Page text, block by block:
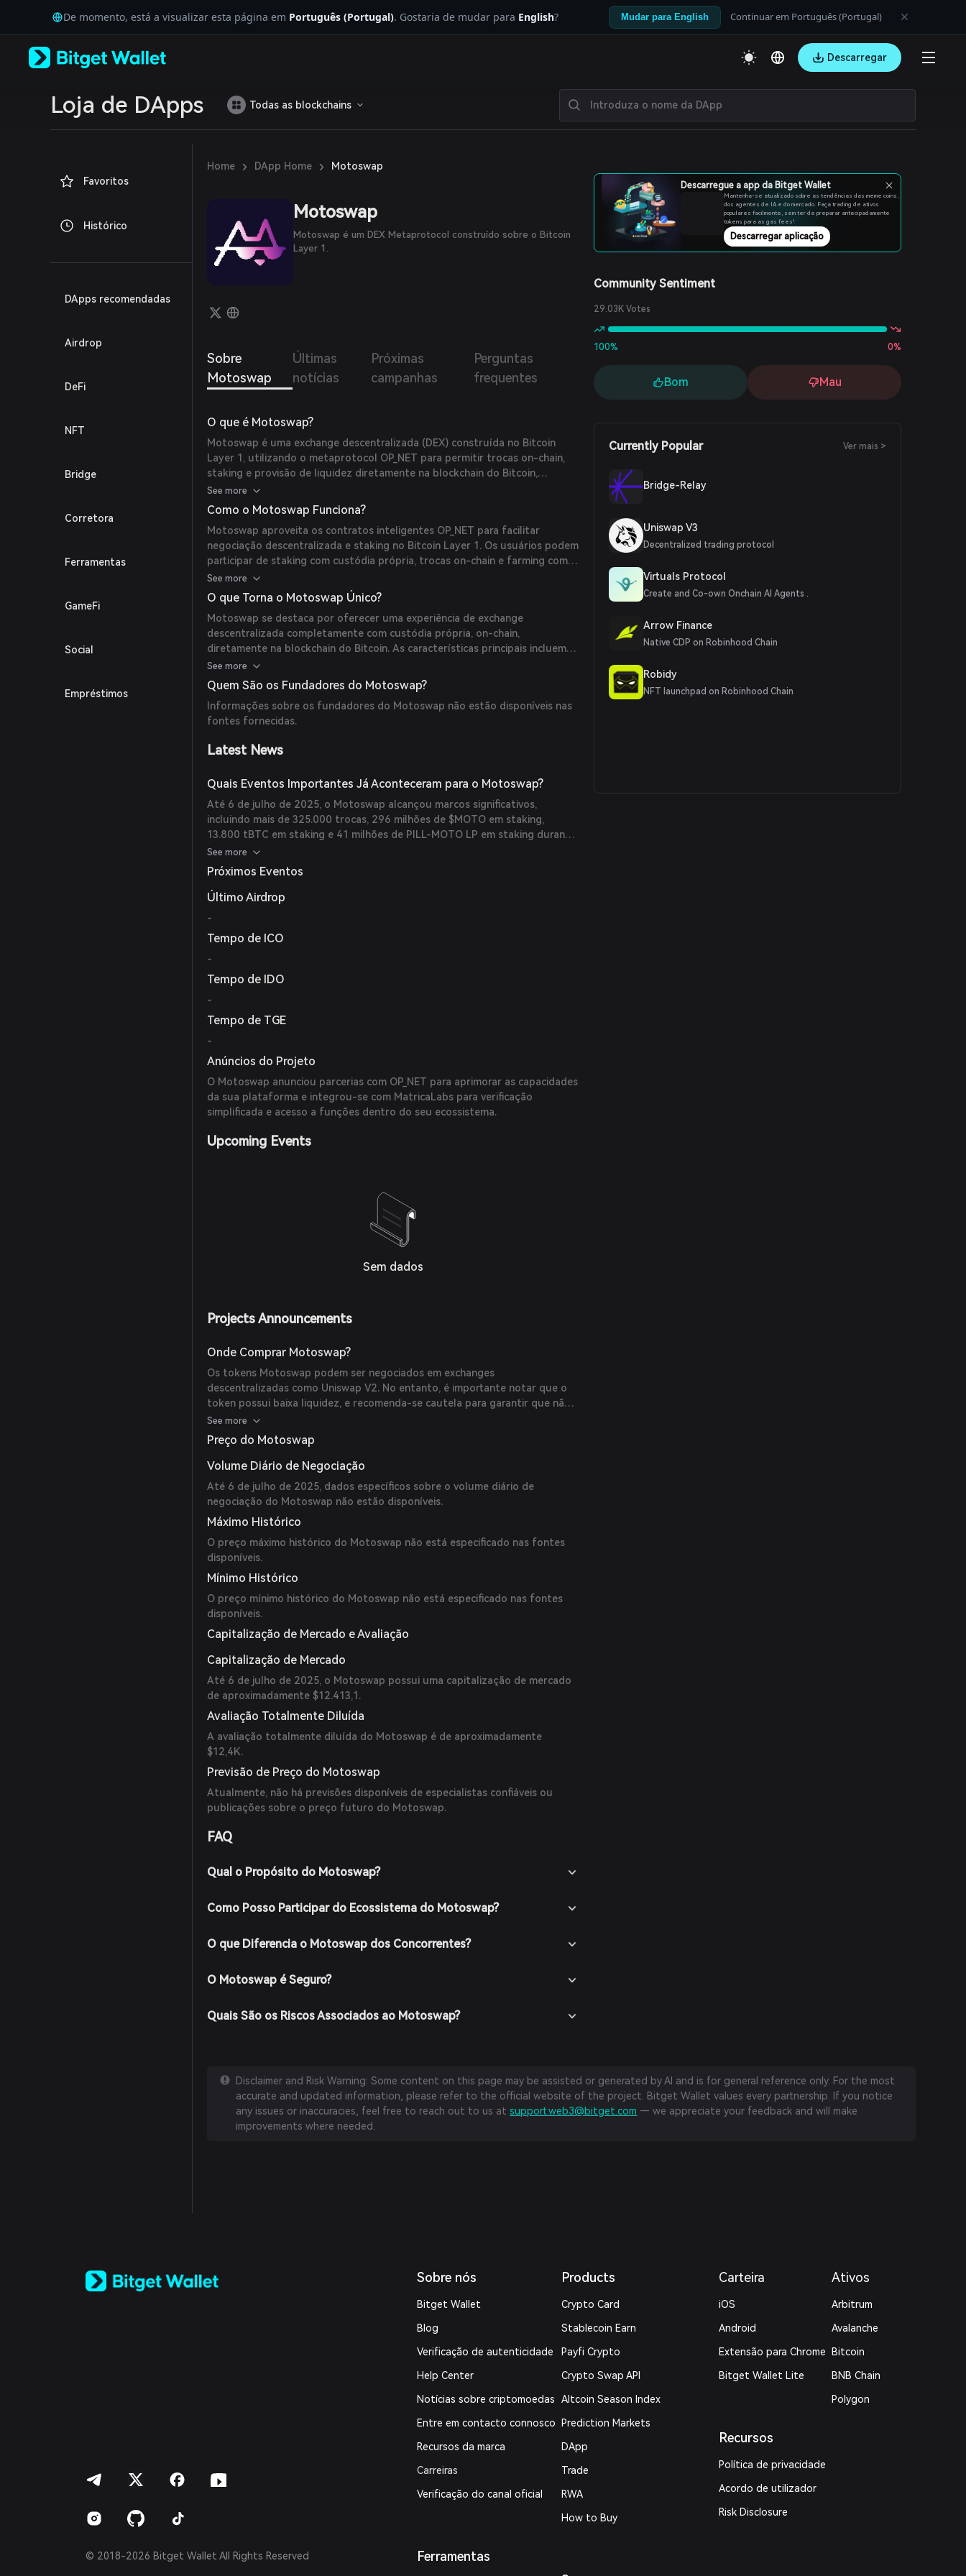
Tiếng Việt
Русский
Español (Latinoamérica)
Português (Portugal)
Bahasa Indonesia
Español (Argentina)
De momento, está a visualizar esta página em Português (Portugal). Gostaria de mudar para English? Mudar para English Continuar em Português (Portugal)
Descarregar
Loja de DApps Todas as blockchains
Favoritos
Histórico
DApps recomendadas
Airdrop
DeFi
NFT
Bridge
Corretora
Ferramentas
GameFi
Social
Empréstimos
Home › DApp Home › Motoswap
Motoswap
Motoswap é um DEX Metaprotocol construído sobre o Bitcoin
Layer 1.
Sobre
Motoswap
Últimas
notícias
Próximas
campanhas
Perguntas
frequentes
O que é Motoswap?
Motoswap é uma exchange descentralizada (DEX) construída no Bitcoin
Layer 1, utilizando o metaprotocol OP_NET para permitir trocas on-chain,
staking e provisão de liquidez diretamente na blockchain do Bitcoin,
garantindo custódia própria e transações sem necessidade de confiança.
See more
Como o Motoswap Funciona?
Motoswap aproveita os contratos inteligentes OP_NET para facilitar
negociação descentralizada e staking no Bitcoin Layer 1. Os usuários podem
participar de staking com custódia própria, trocas on-chain e farming com
recompensas de pools de liquidez, tudo sem intermediários.
See more
O que Torna o Motoswap Único?
Motoswap se destaca por oferecer uma experiência de exchange
descentralizada completamente com custódia própria, on-chain,
diretamente na blockchain do Bitcoin. As características principais incluem
staking com custódia própria, trocas on-chain e farming com recompensas
de pools de liquidez, tudo alimentado por contratos inteligentes OP_NET.
See more
Quem São os Fundadores do Motoswap?
Informações sobre os fundadores do Motoswap não estão disponíveis nas
fontes fornecidas.
Latest News
Quais Eventos Importantes Já Aconteceram para o Motoswap?
Até 6 de julho de 2025, o Motoswap alcançou marcos significativos,
incluindo mais de 325.000 trocas, 296 milhões de $MOTO em staking,
13.800 tBTC em staking e 41 milhões de PILL-MOTO LP em staking durante
sua fase de testnet.
See more
Próximos Eventos
Último Airdrop
-
Tempo de ICO
-
Tempo de IDO
-
Tempo de TGE
-
Anúncios do Projeto
O Motoswap anunciou parcerias com OP_NET para aprimorar as capacidades
da sua plataforma e integrou-se com MatricaLabs para verificação
simplificada e acesso a funções dentro do seu ecossistema.
Upcoming Events
Sem dados
Projects Announcements
Onde Comprar Motoswap?
Os tokens Motoswap podem ser negociados em exchanges
descentralizadas como Uniswap V2. No entanto, é importante notar que o
token possui baixa liquidez, e recomenda-se cautela para garantir que não
se trata de um token scam.
See more
Preço do Motoswap
Volume Diário de Negociação
Até 6 de julho de 2025, dados específicos sobre o volume diário de
negociação do Motoswap não estão disponíveis.
Máximo Histórico
O preço máximo histórico do Motoswap não está especificado nas fontes
disponíveis.
Mínimo Histórico
O preço mínimo histórico do Motoswap não está especificado nas fontes
disponíveis.
Capitalização de Mercado e Avaliação
Capitalização de Mercado
Até 6 de julho de 2025, o Motoswap possui uma capitalização de mercado
de aproximadamente $12.413,1.
Avaliação Totalmente Diluída
A avaliação totalmente diluída do Motoswap é de aproximadamente
$12,4K.
Previsão de Preço do Motoswap
Atualmente, não há previsões disponíveis de especialistas confiáveis ou
publicações sobre o preço futuro do Motoswap.
FAQ
Qual o Propósito do Motoswap?
Como Posso Participar do Ecossistema do Motoswap?
O que Diferencia o Motoswap dos Concorrentes?
O Motoswap é Seguro?
Quais São os Riscos Associados ao Motoswap?
Descarregue a app da Bitget Wallet
Mantenha-se atualizado sobre as tendências das meme coins,
dos agentes de IA e do mercado. Faça trading de ativos
populares facilmente, sem ter de preparar antecipadamente
tokens para as gas fees!
Descarregar aplicação
Community Sentiment
29.03K Votes
100% 0%
Bom Mau
Currently Popular Ver mais >
Bridge-Relay
Uniswap V3
Decentralized trading protocol
Virtuals Protocol
Create and Co-own Onchain AI Agents .
Arrow Finance
Native CDP on Robinhood Chain
Robidy
NFT launchpad on Robinhood Chain
Disclaimer and Risk Warning: Some content on this page may be assisted or generated by AI and is for general reference only. For the most
accurate and updated information, please refer to the official website of the project. Bitget Wallet values every partnership. If you notice
any issues or inaccuracies, feel free to reach out to us atsupport.web3@bitget.com — we appreciate your feedback and will make
improvements where needed.
Español (Latinoamérica)
© 2018-2026 Bitget Wallet All Rights Reserved
Sobre nós
Bitget Wallet
Blog
Verificação de autenticidade
Help Center
Notícias sobre criptomoedas
Entre em contacto connosco
Recursos da marca
Carreiras
Verificação do canal oficial
Ferramentas
Products
Crypto Card
Stablecoin Earn
Payfi Crypto
Crypto Swap API
Altcoin Season Index
Prediction Markets
DApp
Trade
RWA
How to Buy
Carteira
iOS
Android
Extensão para Chrome
Bitget Wallet Lite
Recursos
Política de privacidade
Acordo de utilizador
Risk Disclosure
Ativos
Arbitrum
Avalanche
Bitcoin
BNB Chain
Polygon